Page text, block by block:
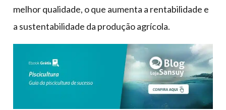
melhor qualidade, o que aumenta a rentabilidade e
a sustentabilidade da produção agrícola.